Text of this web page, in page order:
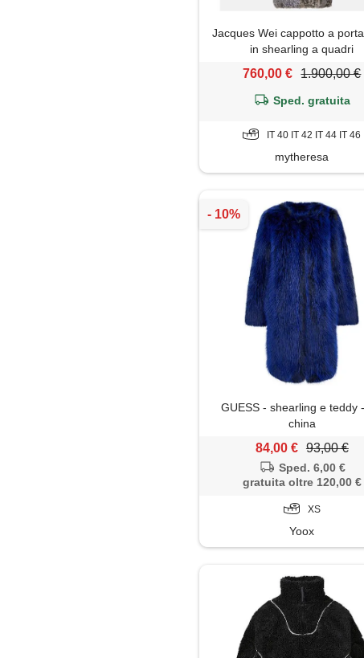
Jacques Wei cappotto a
in shearling a quadri
760,00 € 1.900,00 €
Sped. gratuita
IT 40 IT 42 IT 44 IT 46
mytheresa
GUESS - shearling e teddy
china
84,00 € 93,00 €
Sped. 6,00 €
gratuita oltre 120,00 €
XS
Yoox